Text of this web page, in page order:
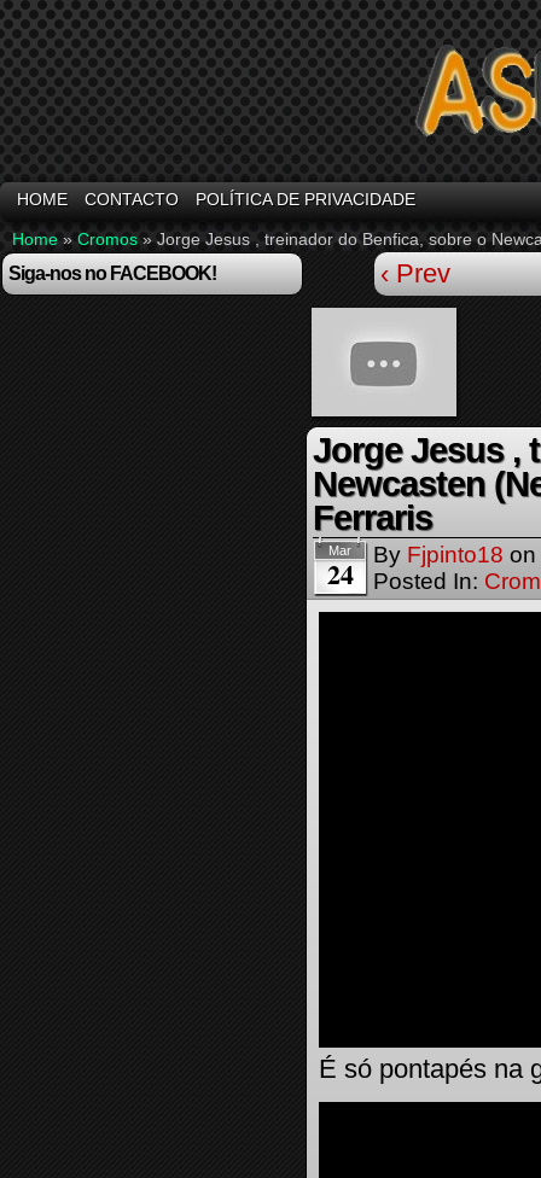
HOME CONTACTO POLÍTICA DE PRIVACIDADE
Home » Cromos » Jorge Jesus , treinador do Benfica, sobre o
Siga-nos no FACEBOOK! ‹ Prev
Jorge Jesus ,
Newcasten
Ferraris
Mar
24 By Fjpinto18 on
Posted In:
É só pontapés na